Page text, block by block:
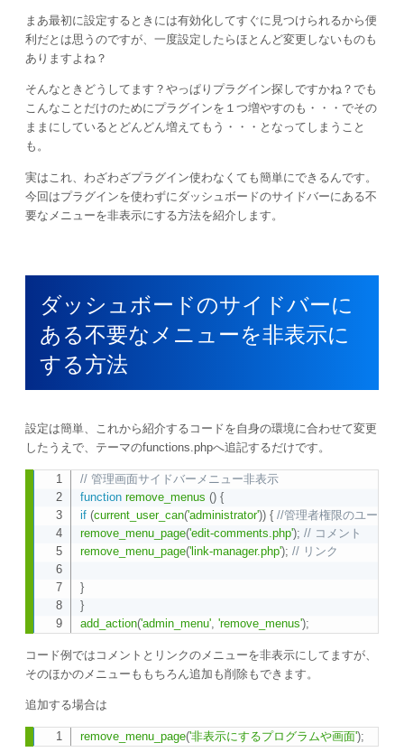
まあ最初に設定するときには有効化してすぐに見つけられるから便
利だとは思うのですが、一度設定したらほとんど変更しないものも
ありますよね？
そんなときどうしてます？やっぱりプラグイン探しですかね？でも
こんなことだけのためにプラグインを１つ増やすのも・・・でその
ままにしているとどんどん増えてもう・・・となってしまうこと
も。
実はこれ、わざわざプラグイン使わなくても簡単にできるんです。
今回はプラグインを使わずにダッシュボードのサイドバーにある不
要なメニューを非表示にする方法を紹介します。
ダッシュボードのサイドバーに
ある不要なメニューを非表示に
する方法
設定は簡単、これから紹介するコードを自身の環境に合わせて変更
したうえで、テーマのfunctions.phpへ追記するだけです。
// 管理画面サイドバーメニュー非表示
function remove_menus () {
if (current_user_can('administrator')) { //管理者権限のユーザー
remove_menu_page('edit-comments.php'); // コメント
remove_menu_page('link-manager.php'); // リンク
}
}
add_action('admin_menu' 'remove_menus');
コード例ではコメントとリンクのメニューを非表示にしてますが、
そのほかのメニューももちろん追加も削除もできます。
追加する場合は
remove_menu_page('非表示にするプログラムや画面');
Copy